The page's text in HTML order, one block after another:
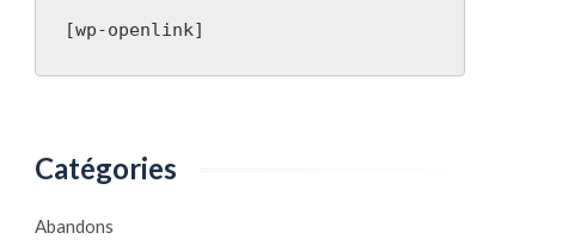
[wp-openlink]
Catégories
Abandons